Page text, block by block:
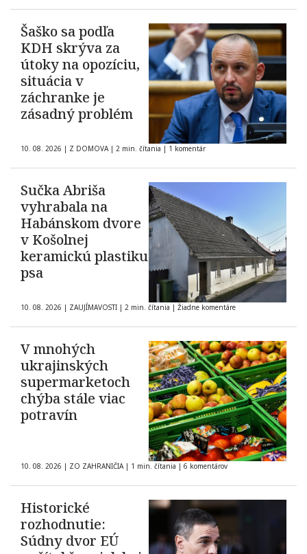
Šaško sa podľa
KDH skrýva za
útoky na opozíciu,
situácia v
záchranke je
zásadný problém
10. 08. 2026 | Z DOMOVA | 2 min. čítania | 1 komentár
Sučka Abriša
vyhrabala na
Habánskom dvore
v Košolnej
keramickú plastiku
psa
10. 08. 2026 | ZAUJÍMAVOSTI | 2 min. čítania | Žiadne komentáre
V mnohých
ukrajinských
supermarketoch
chýba stále viac
potravín
10. 08. 2026 | ZO ZAHRANIČIA | 1 min. čítania | 6 komentárov
Historické
rozhodnutie:
Súdny dvor EÚ